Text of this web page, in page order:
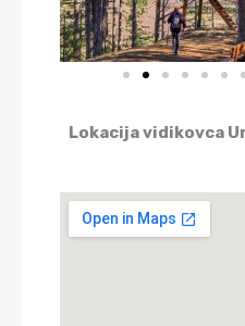
Lokacija vidikovca